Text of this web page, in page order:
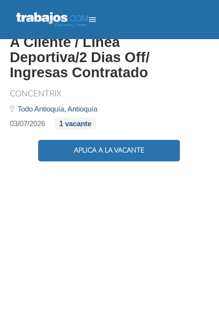
Asesor Call Center Servicio
A Cliente / Línea
Deportiva/2 Dias Off/
Ingresas Contratado
CONCENTRIX
Todo Antioquía, Antioquía
03/07/2026
1 vacante
APLICA A LA VACANTE